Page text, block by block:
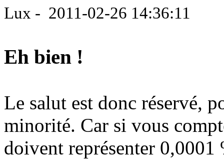
Lux - 2011-02-26 14:36:11
Eh bien !
Le salut est donc réservé,
minorité. Car si vous
doivent représenter